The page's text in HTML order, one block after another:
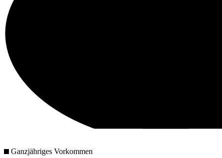
Ganzjähriges Vorkommen